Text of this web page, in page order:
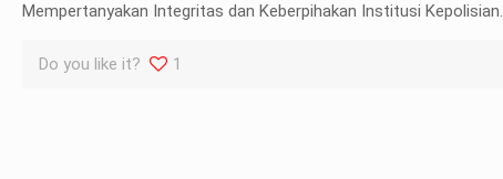
Mempertanyakan Integritas dan Keberpihakan Institusi Kepolisian.
Do you like it? 1